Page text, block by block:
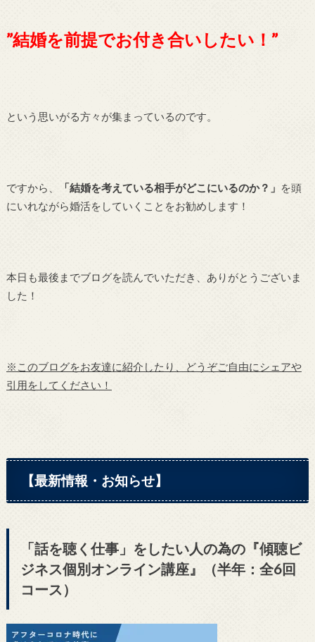
”結婚を前提でお付き合いしたい！”
という思いがる方々が集まっているのです。
ですから、 「結婚を考えている相手がどこにいるのか？」 を頭
にいれながら婚活をしていくことをお勧めします！
本日も最後までブログを読んでいただき、ありがとうございま
した！
※このブログをお友達に紹介したり、どうぞご自由にシェアや
引用をしてください！
【最新情報・お知らせ】
「話を聴く仕事」をしたい人の為の『傾聴ビ
ジネス個別オンライン講座』（半年：全6回
コース）